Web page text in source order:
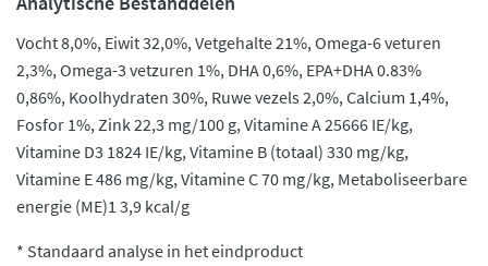
Vocht 8,0%, Eiwit 32,0%, Vetgehalte 21%, Omega-6 veturen
2,3%, Omega-3 vetzuren 1%, DHA 0,6%, EPA+DHA 0.83%
0,86%, Koolhydraten 30%, Ruwe vezels 2,0%, Calcium 1,4%,
Fosfor 1%, Zink 22,3 mg/100 g, Vitamine A 25666 IE/kg,
Vitamine D3 1824 IE/kg, Vitamine B (totaal) 330 mg/kg,
Vitamine E 486 mg/kg, Vitamine C 70 mg/kg, Metaboliseerbare
energie (ME)1 3,9 kcal/g
* Standaard analyse in het eindproduct